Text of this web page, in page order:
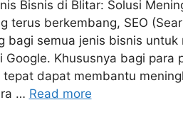
Bisnis di Blitar: Solusi
terus berkembang, SEO
bagi semua jenis bisnis
Google. Khususnya bagi para
tepat dapat membantu
… Read more